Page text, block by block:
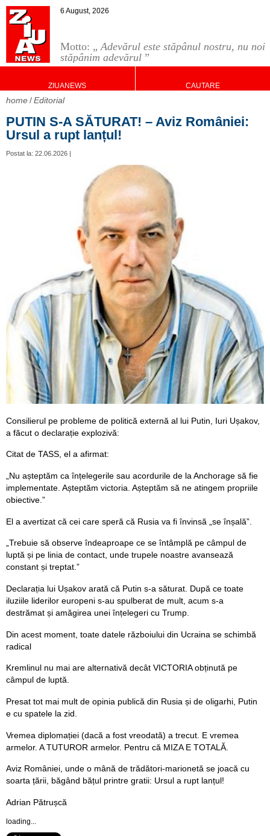
Motto: „Adevărul este stăpânul nostru, nu noi
stăpânim adevărul ”
6 August, 2026
ZIUANEWS CAUTARE
home Editorial
PUTIN S-A SĂTURAT! – Aviz României:
Ursul a rupt lanțul!
Postat la: 22.06.2026 |
Consilierul pe probleme de politică externă al lui Putin, Iuri Ușakov,
a făcut o declarație explozivă:
Citat de TASS, el a afirmat:
„Nu așteptăm ca înțelegerile sau acordurile de la Anchorage să fie
implementate. Așteptăm victoria. Așteptăm să ne atingem propriile
obiective.”
El a avertizat că cei care speră că Rusia va fi învinsă „se înșală”.
„Trebuie să observe îndeaproape ce se întâmplă pe câmpul de
luptă și pe linia de contact, unde trupele noastre avansează
constant și treptat.”
Declarația lui Ușakov arată că Putin s-a săturat. După ce toate
iluziile liderilor europeni s-au spulberat de mult, acum s-a
destrămat și amăgirea unei înțelegeri cu Trump.
Din acest moment, toate datele războiului din Ucraina se schimbă
radical
Kremlinul nu mai are alternativă decât VICTORIA obținută pe
câmpul de luptă.
Presat tot mai mult de opinia publică din Rusia și de oligarhi, Putin
e cu spatele la zid.
Vremea diplomației (dacă a fost vreodată) a trecut. E vremea
armelor. A TUTUROR armelor. Pentru că MIZA E TOTALĂ.
Aviz României, unde o mână de trădători-marionetă se joacă cu
soarta țării, băgând bățul printre gratii: Ursul a rupt lanțul!
Adrian Pătrușcă
loading...